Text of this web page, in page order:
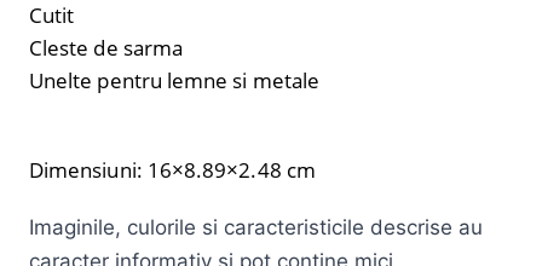
Cutit
Cleste de sarma
Unelte pentru lemne si metale
Dimensiuni: 16×8.89×2.48 cm
Imaginile, culorile si caracteristicile descrise au